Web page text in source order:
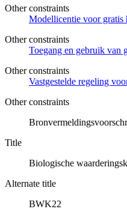
Other constraints
Modellicentie voor gratis
Other constraints
Toegang en gebruik van
Other constraints
Vastgestelde regeling
Other constraints
Title
Biologische
Alternate title
BWK22